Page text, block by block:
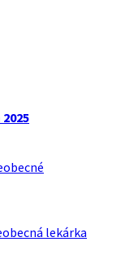
lekárka